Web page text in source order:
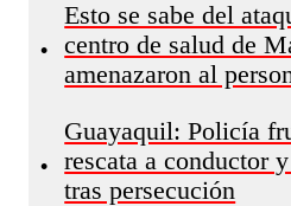
•
Esto se sabe del
centro de salud de
amenazaron al
•
Guayaquil: Policía
rescata a conductor
tras persecución